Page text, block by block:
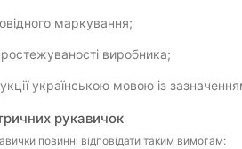
маркування;
виробника;
українською мовою із
рукавичок
повинні відповідати таким вимогам: